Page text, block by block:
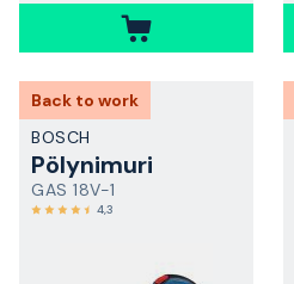
Back to work
BOSCH
Pölynimuri
GAS 18V-1
4,3